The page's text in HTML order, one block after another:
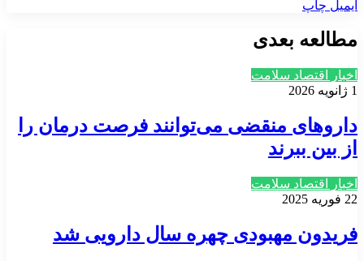
ایمیل چاپ
مطالعه بعدی
اخبار اقتصاد سلامت
1 ژانویه 2026
داروهای منقضی می‌توانند فرصت درمان را
از بین ببرند
اخبار اقتصاد سلامت
22 فوریه 2025
فریدون مهبودی چهره سال دارویی شد